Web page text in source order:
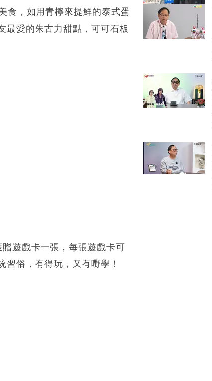
食，如用青檸來提鮮的泰式蛋
最愛的朱古力甜點，可可石板
遊戲卡一張，每張遊戲卡可
俗，有得玩，又有嘢學！